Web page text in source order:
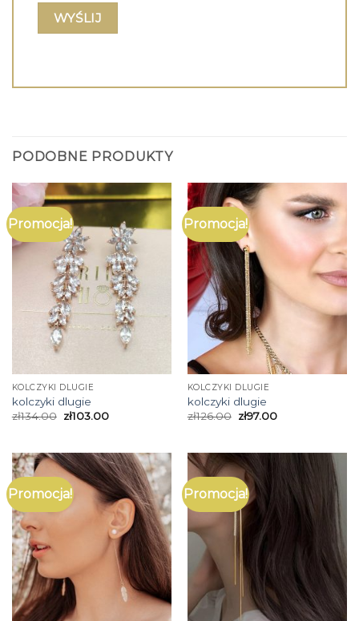
PODOBNE PRODUKTY
Promocja!
KOLCZYKI DLUGIE
kolczyki dlugie
zł134.00 zł103.00
Promocja!
KOLCZYKI DLUGIE
kolczyki dlugie
zł126.00 zł97.00
Promocja! Promocja!